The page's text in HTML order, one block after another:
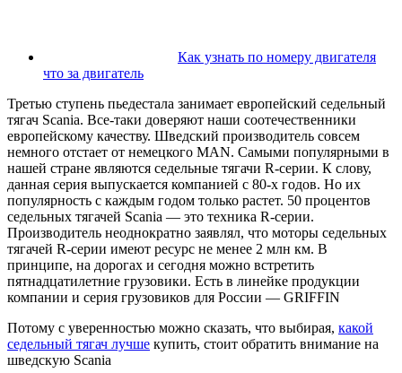
Как узнать по номеру двигателя
что за двигатель
Третью ступень пьедестала занимает европейский седельный
тягач Scania. Все-таки доверяют наши соотечественники
европейскому качеству. Шведский производитель совсем
немного отстает от немецкого MAN. Самыми популярными в
нашей стране являются седельные тягачи R-серии. К слову,
данная серия выпускается компанией с 80-х годов. Но их
популярность с каждым годом только растет. 50 процентов
седельных тягачей Scania — это техника R-серии.
Производитель неоднократно заявлял, что моторы седельных
тягачей R-серии имеют ресурс не менее 2 млн км. В
принципе, на дорогах и сегодня можно встретить
пятнадцатилетние грузовики. Есть в линейке продукции
компании и серия грузовиков для России — GRIFFIN
Потому с уверенностью можно сказать, что выбирая, какой
седельный тягач лучше купить, стоит обратить внимание на
шведскую Scania